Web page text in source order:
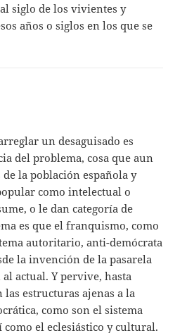
siglo de los vivientes y
años o siglos en los que se
un desaguisado es
del problema, cosa que aun
la población española y
como intelectual o
o le dan categoría de
es que el franquismo, como
autoritario, anti-demócrata
la invención de la pasarela
actual. Y pervive, hasta
estructuras ajenas a la
como son el sistema
el eclesiástico y cultural.